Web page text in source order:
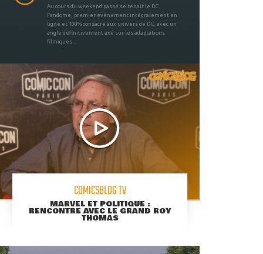
Au cours du weekend passé se tenait le DC
Fandome, premier évènement intégralement en
ligne et 100% consacré aux univers de DC, avec un
angle définitivement axé sur les adaptations
filmiques ...
COMICSBLOG TV
MARVEL ET POLITIQUE :
RENCONTRE AVEC LE GRAND ROY
THOMAS